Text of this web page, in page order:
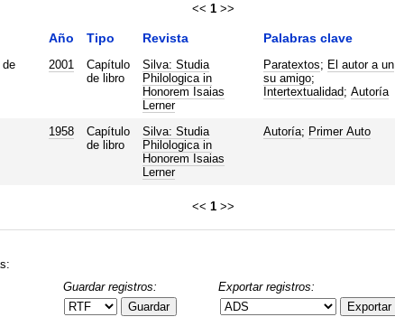
<< 1 >>
Año Tipo Revista Palabras clave
de
2001
Capítulo
de libro
Silva: Studia
Philologica in
Honorem Isaias
Lerner
Paratextos; El autor a un
su amigo;
Intertextualidad; Autoría
1958
Capítulo
de libro
Silva: Studia
Philologica in
Honorem Isaias
Lerner
Autoría; Primer Auto
<< 1 >>
Guardar registros:
Guardar
Exportar registros:
Exportar